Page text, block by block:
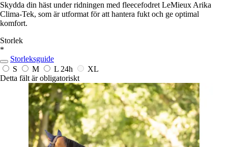
Skydda din häst under ridningen med fleecefodret LeMieux Arika
Clima-Tek, som är utformat för att hantera fukt och ge optimal
komfort.
Storlek
*
Storleksguide
S
M L 24h
XL
Detta fält är obligatoriskt